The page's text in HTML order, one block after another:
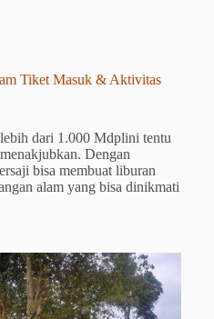
Tiket Masuk & Aktivitas
dari 1.000 Mdplini tentu
Dengan
bisa membuat liburan
alam yang bisa dinikmati